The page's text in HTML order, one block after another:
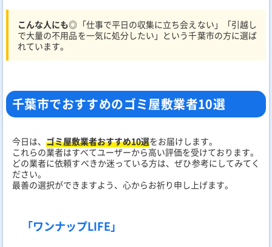
こんな人にも◎ 「仕事で平日の収集に立ち会えない」「引越し
で大量の不用品を一気に処分したい」という千葉市の方に選ば
れています。
千葉市でおすすめのゴミ屋敷業者10選
今日は、 ゴミ屋敷業者おすすめ10選をお届けします。
これらの業者はすべてユーザーから高い評価を受けております。
どの業者に依頼すべきか迷っている方は、ぜひ参考にしてみてく
ださい。
最善の選択ができますよう、心からお祈り申し上げます。
「ワンナップLIFE」